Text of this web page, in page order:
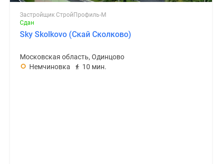
Застройщик СтройПрофиль-М
Сдан
Sky Skolkovo (Скай Сколково)
Московская область, Одинцово
Немчиновка
10 мин.